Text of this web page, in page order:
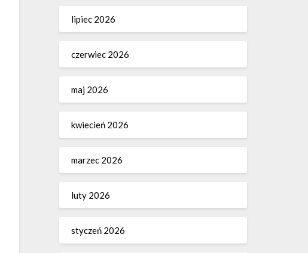
lipiec 2026
czerwiec 2026
maj 2026
kwiecień 2026
marzec 2026
luty 2026
styczeń 2026